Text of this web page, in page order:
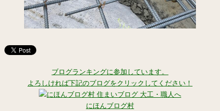
ブログランキングに参加しています。
よろしければ下記のブログをクリックしてください！
にほんブログ村